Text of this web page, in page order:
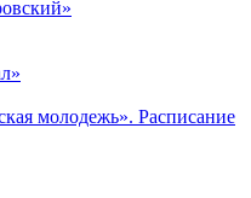
молодежь». Расписание